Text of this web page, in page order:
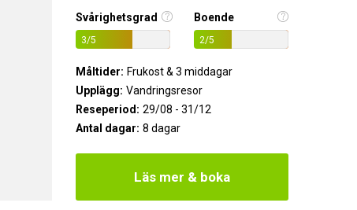
Svårighetsgrad
3/5
Boende
2/5
Måltider: Frukost & 3 middagar
Upplägg: Vandringsresor
Reseperiod: 29/08 - 31/12
Antal dagar: 8 dagar
Läs mer & boka